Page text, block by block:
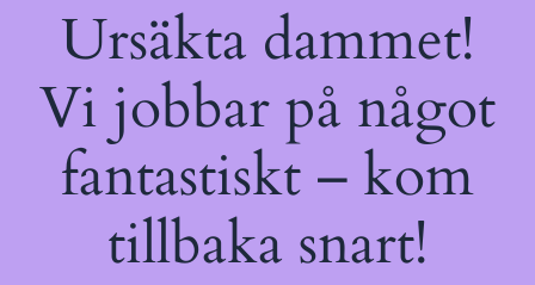
Ursäkta dammet!
Vi jobbar på något
fantastiskt – kom
tillbaka snart!